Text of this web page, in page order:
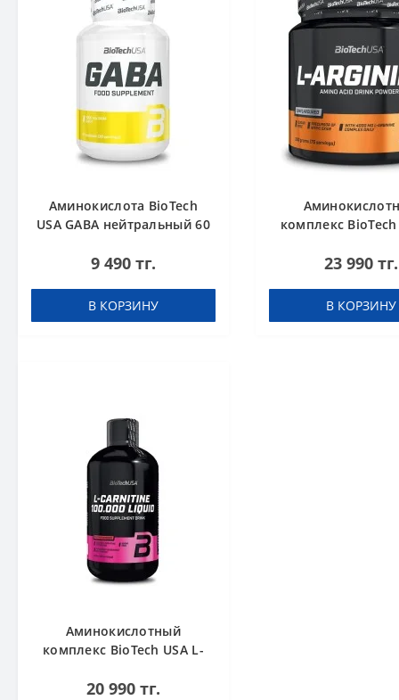
Аминокислота BioTech
USA GABA нейтральный 60
9 490 тг.
В КОРЗИНУ
комплекс BioTech
23 990 тг.
В КОРЗИНУ
Аминокислотный
комплекс BioTech USA L-
500 мл
20 990 тг.